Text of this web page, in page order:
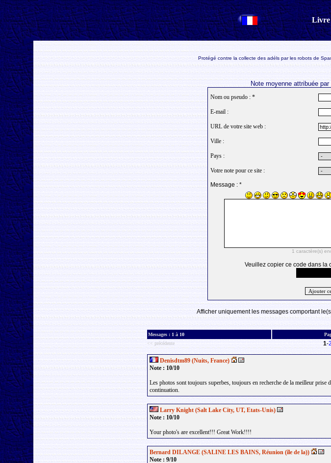
Protégé contre la collecte des adéls par les robots de
Note moyenne attribuée
Nom ou pseudo : *
E-mail :
URL de votre site web :
Ville :
Pays :
Votre note pour ce site :
Message : *
Veuillez copier ce code dans la
Afficher uniquement les messages comportant
Messages : 1 à 10
<< précédente
1-
Denisdtm89 (Nuits, France)
Note : 10/10
Les photos sont toujours superbes, toujours en recherche de la meilleur
continuation.
Larry Knight (Salt Lake City, UT, Etats-Unis)
Note : 10/10
Your photo's are excellent!!! Great Work!!!!
Bernard DILANGE (SALINE LES BAINS, Réunion (île de la))
Note : 9/10